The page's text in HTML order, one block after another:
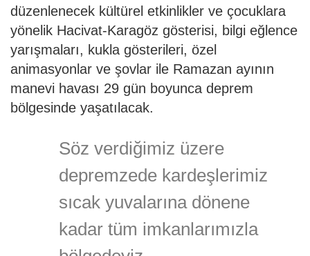
düzenlenecek kültürel etkinlikler ve çocuklara
yönelik Hacivat-Karagöz gösterisi, bilgi eğlence
yarışmaları, kukla gösterileri, özel
animasyonlar ve şovlar ile Ramazan ayının
manevi havası 29 gün boyunca deprem
bölgesinde yaşatılacak.
Söz verdiğimiz üzere
depremzede kardeşlerimiz
sıcak yuvalarına dönene
kadar tüm imkanlarımızla